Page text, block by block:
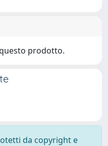
prodotto.
da copyright e